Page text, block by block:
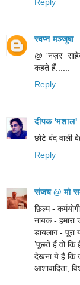
स्वप्न मञ्जूषा
@ 'नज़र'
कहते हैं......
Reply
दीपक 'मशाल'
छोटे बंद वाली
Reply
संजय @ मो
फ़िल्म - कर्मयोगी
नायक - हमारा
डायलाग - पूरा
’पूछते हैं वो
देखना ये है कि
आशावादिता,